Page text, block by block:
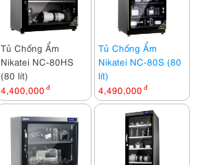
Tủ Chống Ẩm
Nikatei NC-80HS
(80 lít)
4,400,000 đ
Tủ Chống Ẩm
Nikatei NC-80S (80
lít)
4,490,000 đ